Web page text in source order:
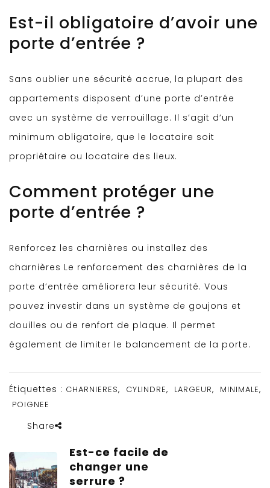
Est-il obligatoire d’avoir une
porte d’entrée ?
Sans oublier une sécurité accrue, la plupart des
appartements disposent d’une porte d’entrée
avec un système de verrouillage. Il s’agit d’un
minimum obligatoire, que le locataire soit
propriétaire ou locataire des lieux.
Comment protéger une
porte d’entrée ?
Renforcez les charnières ou installez des
charnières Le renforcement des charnières de la
porte d’entrée améliorera leur sécurité. Vous
pouvez investir dans un système de goujons et
douilles ou de renfort de plaque. Il permet
également de limiter le balancement de la porte.
Étiquettes : CHARNIERES, CYLINDRE, LARGEUR, MINIMALE,
POIGNEE
Share
Est-ce facile de
changer une
serrure ?